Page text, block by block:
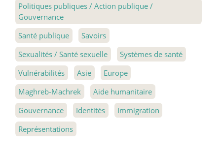
Politiques publiques / Action publique /
Gouvernance
Santé publique
Savoirs
Sexualités / Santé sexuelle
Systèmes de santé
Vulnérabilités
Asie
Europe
Maghreb-Machrek
Aide humanitaire
Gouvernance
Identités
Immigration
Représentations